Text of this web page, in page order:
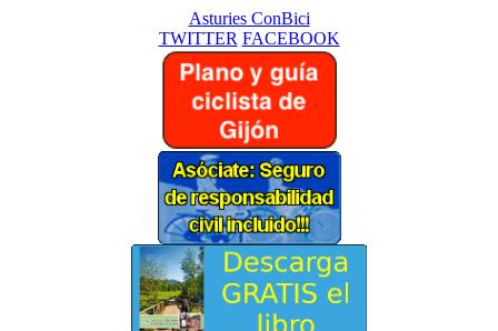
Asturies ConBici
TWITTER FACEBOOK